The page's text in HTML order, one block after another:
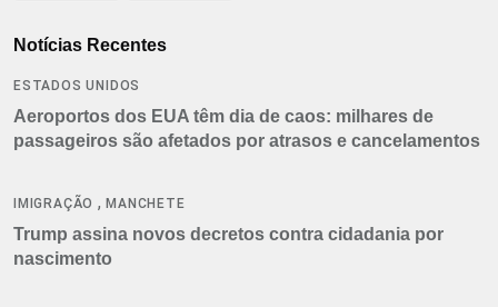
Notícias Recentes
ESTADOS UNIDOS
Aeroportos dos EUA têm dia de caos: milhares de
passageiros são afetados por atrasos e cancelamentos
IMIGRAÇÃO ,MANCHETE
Trump assina novos decretos contra cidadania por
nascimento